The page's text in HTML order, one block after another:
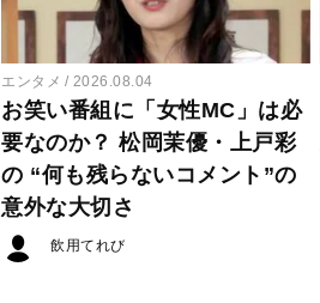
エンタメ 2026.08.04
お笑い番組に「女性MC」は必
要なのか？ 松岡茉優・上戸彩
の “何も残らないコメント”の
意外な大切さ
飲用てれび